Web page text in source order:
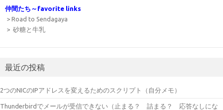
仲間たち～favorite links
> Road to Sendagaya
> 砂糖と牛乳
最近の投稿
2つのNICのIPアドレスを変えるためのスクリプト（自分メモ）
Thunderbirdでメールが受信できない（止まる？ 詰まる？ 応答なしにな